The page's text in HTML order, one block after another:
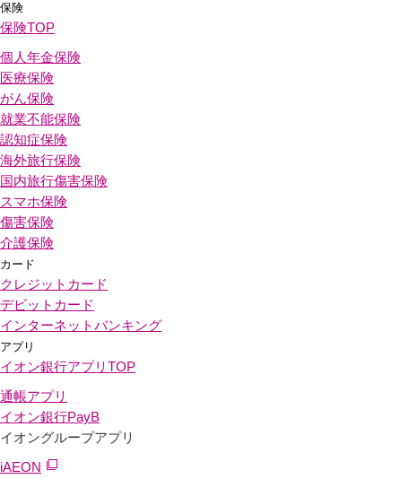
保険
保険TOP
個人年金保険
医療保険
がん保険
就業不能保険
認知症保険
海外旅行保険
国内旅行傷害保険
スマホ保険
傷害保険
介護保険
カード
クレジットカード
デビットカード
インターネットバンキング
アプリ
イオン銀行アプリ TOP
通帳アプリ
イオン銀行PayB
イオングループアプリ
iAEON